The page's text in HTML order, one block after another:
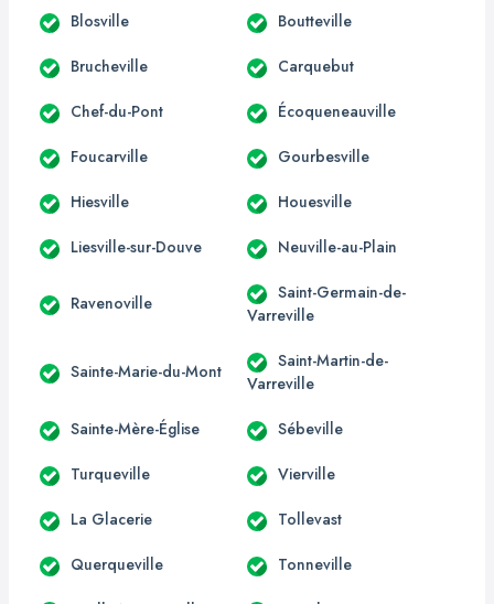
Blosville Boutteville
Brucheville Carquebut
Chef-du-Pont Écoqueneauville
Foucarville Gourbesville
Hiesville Houesville
Liesville-sur-Douve Neuville-au-Plain
Ravenoville
Saint-Germain-de-
Varreville
Sainte-Marie-du-Mont
Saint-Martin-de-
Varreville
Sainte-Mère-Église Sébeville
Turqueville Vierville
La Glacerie Tollevast
Querqueville Tonneville